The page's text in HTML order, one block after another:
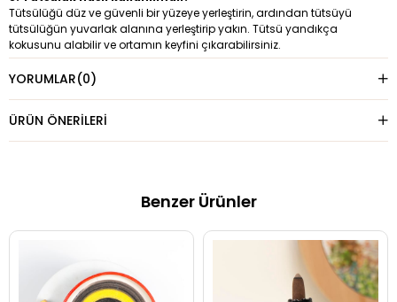
Tütsülüğü düz ve güvenli bir yüzeye yerleştirin, ardından tütsüyü
tütsülüğün yuvarlak alanına yerleştirip yakın. Tütsü yandıkça
kokusunu alabilir ve ortamın keyfini çıkarabilirsiniz.
YORUMLAR(0)
ÜRÜN ÖNERILERI
Benzer Ürünler